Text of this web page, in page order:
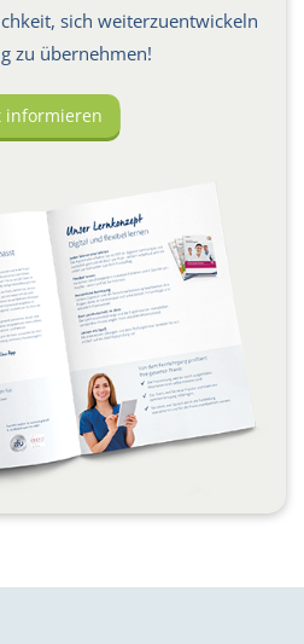
sich weiterzuentwickeln
zu übernehmen!
informieren